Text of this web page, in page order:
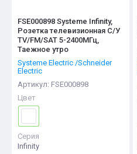
FSE000898 Systeme Infinity,
Розетка телевизионная С/У
TV/FM/SAT 5-2400MГц,
Таежное утро
Systeme Electric /Schneider
Electric
Артикул: FSE000898
Цвет
Серия
Infinity